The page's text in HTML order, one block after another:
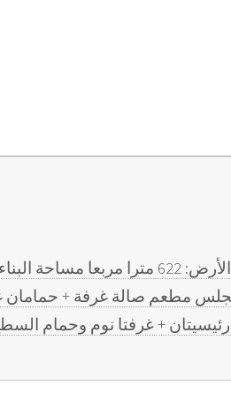
مجلس مطعم صالة غرفة +
+ غرفتا نوم وحمام السطح: غرفة